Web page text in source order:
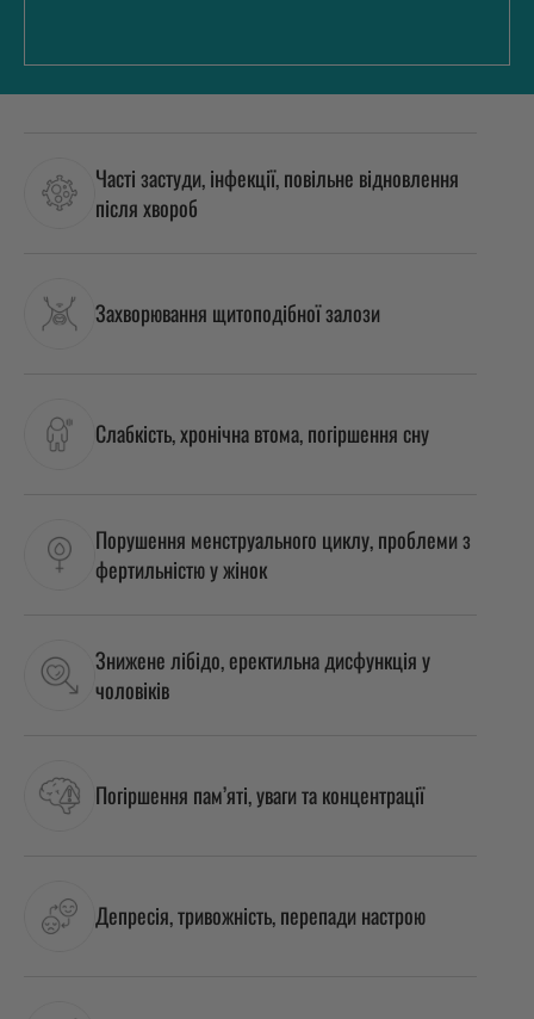
Часті застуди, інфекції, повільне відновлення
після хвороб
Захворювання щитоподібної залози
Слабкість, хронічна втома, погіршення сну
Порушення менструального циклу, проблеми з
фертильністю у жінок
Знижене лібідо, еректильна дисфункція у
чоловіків
Погіршення пам’яті, уваги та концентрації
Депресія, тривожність, перепади настрою